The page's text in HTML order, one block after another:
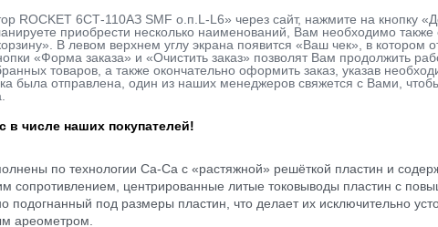
ROCKET 6СТ-110АЗ SMF о.п.L-L6» через сайт, нажмите на кнопку
приобрести несколько наименований, Вам необходимо также
В левом верхнем углу экрана появится «Ваш чек», в котором
«Форма заказа» и «Очистить заказ» позволят Вам продолжить
товаров, а также окончательно оформить заказ, указав
была отправлена, один из наших менеджеров свяжется с Вами,
в числе наших покупателей!
по технологии Ca-Ca c «растяжной» решёткой пластин и
сопротивлением, центрированные литые токовыводы пластин с
подогнанный под размеры пластин, что делает их исключительно
ареометром.